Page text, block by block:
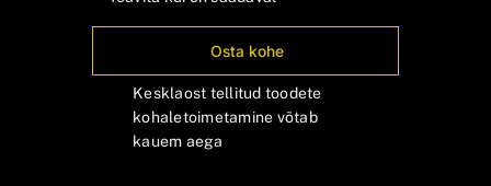
Osta kohe
Kesklaost tellitud toodete
kohaletoimetamine võtab
kauem aega